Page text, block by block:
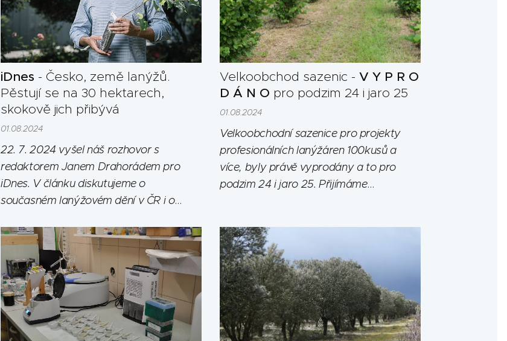
iDnes - Česko, země lanýžů.
Pěstují se na 30 hektarech,
skokově jich přibývá
01.08.2024
22. 7. 2024 vyšel náš rozhovor s
redaktorem Janem Drahorádem pro
iDnes. V článku diskutujeme o
současném lanýžovém dění v ČR i o
Praha lanýžová, který se bude konat
od 1. 10. - 31. 12. 2024.
Velkoobchod sazenic - V Y P R O
D Á N O pro podzim 24 i jaro 25
01.08.2024
Velkoobchodní sazenice pro projekty
profesionálních lanýžáren 100kusů a
více, byly právě vyprodány a to pro
podzim 24 i jaro 25. Přijímáme
dispozici.